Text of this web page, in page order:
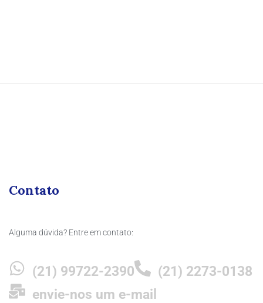
Contato
Alguma dúvida? Entre em contato:
(21) 99722-2390
(21) 2273-0138
envie-nos um e-mail